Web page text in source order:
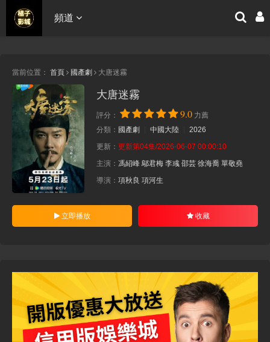
頻道
當前位置： 首頁 國產劇 大唐迷霧
大唐迷霧
評分： 9.0 力薦
分類： 國產劇 中國大陸
2026
更新： 更新第04集/2026-06-07 00:00:10
主演： 馮紹峰 鄔君梅 李彧 邵芸 徐海喬 單敬堯
導演： 項秋良 項河生
立即播放 收藏